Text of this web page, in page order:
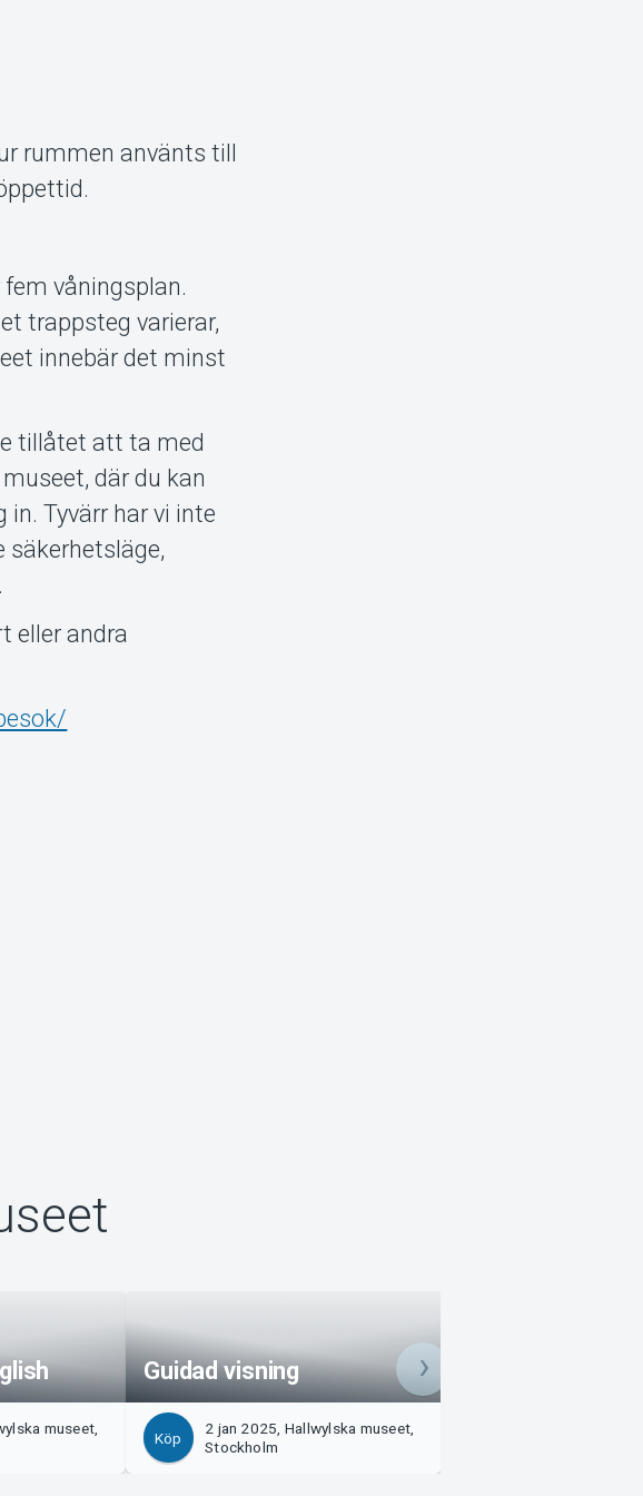
rummen använts till
våningsplan.
trappsteg varierar,
innebär det minst
tillåtet att ta med
där du kan
Tyvärr har vi inte
eller andra
museet,
Guidad visning
Köp
2 jan 2025, Hallwylska museet,
Stockholm